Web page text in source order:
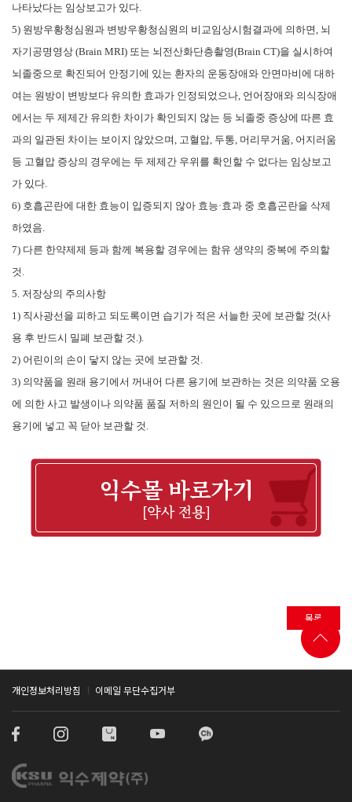
나타났다는 임상보고가 있다
5) 원방우황청심원과 변방우황청심원의 비교임상시험결과에 의하면 뇌
자기공명영상 (Brain MRI) 또는 뇌전산화단층촬영(Brain CT)을 실시하여
뇌졸중으로 확진되어 안정기에 있는 환자의 운동장애와 안면마비에 대하
여는 원방이 변방보다 유의한 효과가 인정되었으나 언어장애와 의식장애
에서는 두 제제간 유의한 차이가 확인되지 않는 등 뇌졸중 증상에 따른 효
과의 일관된 차이는 보이지 않았으며
고혈압 두통 머리무거움 어지러움
등 고혈압 증상의 경우에는 두 제제간 우위를 확인할 수 없다는 임상보고
가 있다
6) 호흡곤란에 대한 효능이 입증되지 않아 효능·효과 중 호흡곤란을 삭제
하였음
7) 다른 한약제제 등과 함께 복용할 경우에는 함유 생약의 중복에 주의할
것
5. 저장상의 주의사항
1) 직사광선을 피하고 되도록이면 습기가 적은 서늘한 곳에 보관할 것(사
용 후 반드시 밀폐 보관할 것 .).
2) 어린이의 손이 닿지 않는 곳에 보관할 것
3) 의약품을 원래 용기에서 꺼내어 다른 용기에 보관하는 것은 의약품 오용
에 의한 사고 발생이나 의약품 품질 저하의 원인이 될 수 있으므로 원래의
용기에 넣고 꼭 닫아 보관할 것
목록
개인정보처리방침 이메일 무단수집거부